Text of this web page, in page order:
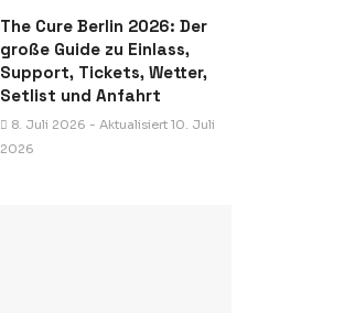
The Cure Berlin 2026: Der
große Guide zu Einlass,
Support, Tickets, Wetter,
Setlist und Anfahrt
8. Juli 2026 - Aktualisiert 10. Juli
2026